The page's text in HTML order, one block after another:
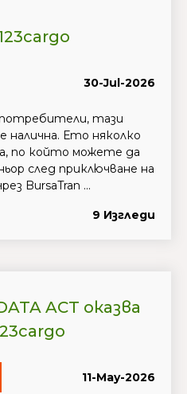
30-Jul-2026
тази
налична. Ето няколко
по който можете да
след приключване на
BursaTran ...
9 Изгледи
ACT оказва
11-May-2026